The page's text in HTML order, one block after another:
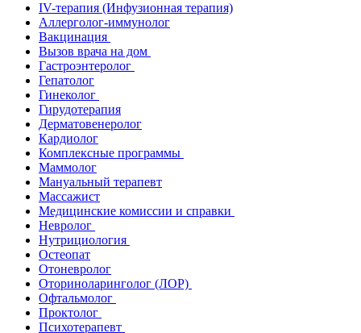
IV-терапия (Инфузионная терапия)
Аллерголог-иммунолог
Вакцинация
Вызов врача на дом
Гастроэнтеролог
Гепатолог
Гинеколог
Гирудотерапия
Дерматовенеролог
Кардиолог
Комплексные программы
Маммолог
Мануальный терапевт
Массажист
Медицинские комиссии и справки
Невролог
Нутрициология
Остеопат
Отоневролог
Оториноларинголог (ЛОР)
Офтальмолог
Проктолог
Психотерапевт